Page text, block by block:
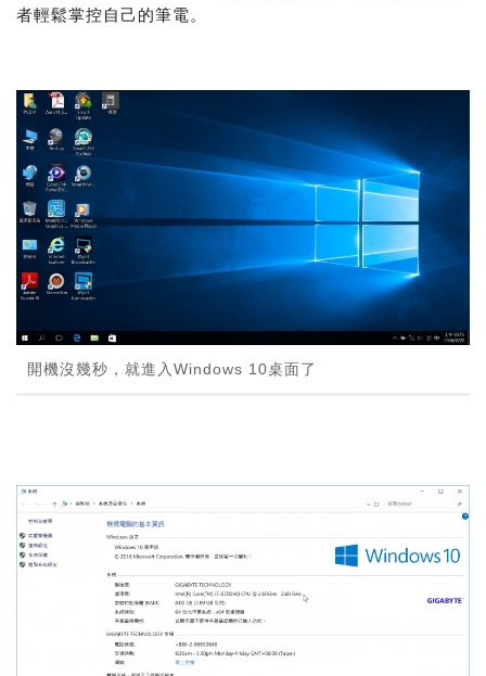
者輕鬆掌控自己的筆電。
開機沒幾秒，就進入Windows 10桌面了